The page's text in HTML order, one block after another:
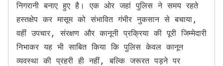
निगरानी बनाए हुए है। एक ओर जहां पुलिस ने समय रहते
हस्तक्षेप कर मासूम को संभावित गंभीर नुकसान से बचाया,
वहीं उपचार, संरक्षण और कानूनी प्रक्रिया की पूरी जिम्मेदारी
निभाकर यह भी साबित किया कि पुलिस केवल कानून
व्यवस्था की प्रहरी ही नहीं, बल्कि जरूरत पड़ने पर